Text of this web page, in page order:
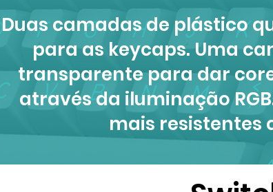
Duas camadas de plástico
para as keycaps. Uma
transparente para dar
através da iluminação
mais resistentes